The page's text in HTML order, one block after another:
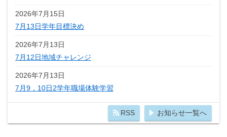
2026年7月15日
7月13日学年目標決め
2026年7月13日
7月12日地域チャレンジ
2026年7月13日
7月9，10日2学年職場体験学習
RSS お知らせ一覧へ